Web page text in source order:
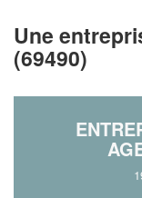
Une
(69490)